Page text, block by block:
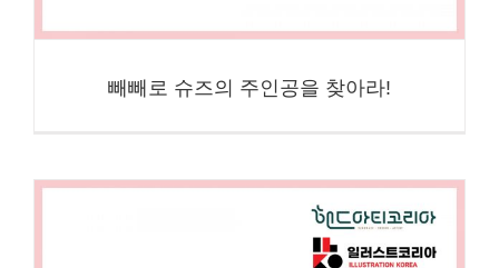
빼빼로 슈즈의 주인공을 찾아라!